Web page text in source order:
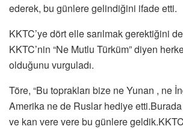
ederek, bu günlere gelindiğini ifade etti.
KKTC’ye dört elle sarılmak gerektiğini
KKTC’nin “Ne Mutlu Türküm” diyen
olduğunu vurguladı.
Töre, “Bu toprakları bize ne Yunan , ne
Amerika ne de Ruslar hediye
ve kan vere vere bu günlere